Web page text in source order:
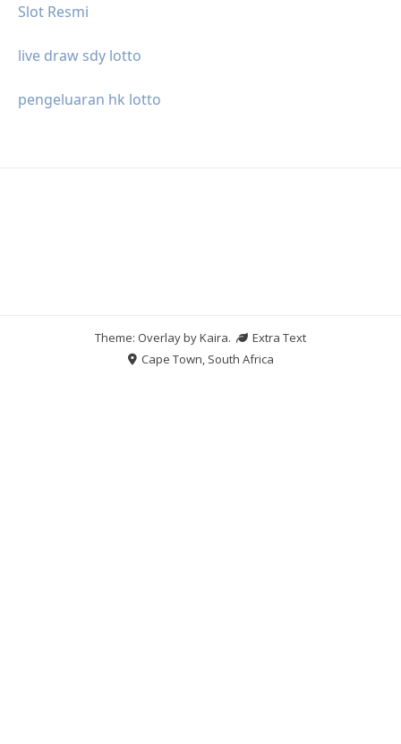
Slot Resmi
live draw sdy lotto
pengeluaran hk lotto
Theme: Overlay byKaira.
Extra Text
Cape Town, South Africa